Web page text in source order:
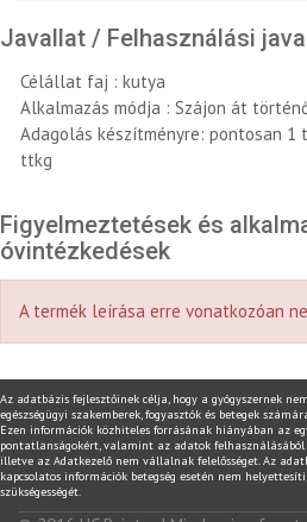
Javallat / Felhasználási
Célállat faj : kutya
Alkalmazás módja : Szájon át
Adagolás készítményre: pontosan
ttkg
Figyelmeztetések és
óvintézkedések
A termék leírása erre vonatkozóan
Az adatbázis fejlesztőinek célja, hogy a gyógyszernek
egészségügyi szakemberek, fogyasztók és betegek
Ezen információk közhiteles forrásának hiányában az
pontatlanságokért, valamint az adatok
illetve az Adatkezelő nem vállalnak felelősséget. Az
kapcsolatos információk betegség esetén nem
szükségességét.